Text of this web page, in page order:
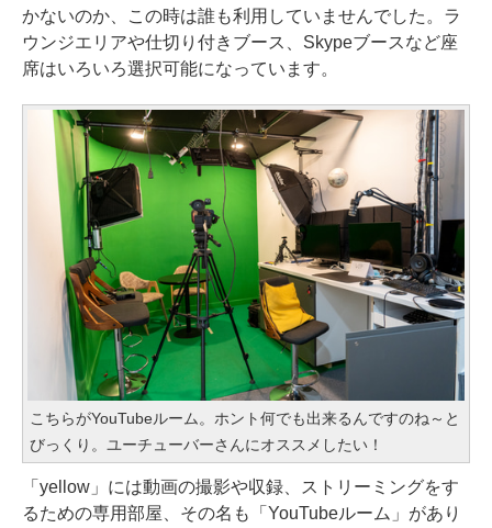
かないのか、この時は誰も利用していませんでした。ラ
ウンジエリアや仕切り付きブース、Skypeブースなど座
席はいろいろ選択可能になっています。
こちらがYouTubeルーム。ホント何でも出来るんですのね～と
びっくり。ユーチューバーさんにオススメしたい！
「yellow」には動画の撮影や収録、ストリーミングをす
るための専用部屋、その名も「YouTubeルーム」があり